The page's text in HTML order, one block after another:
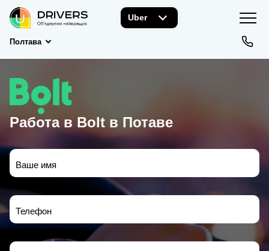
Uber
Полтава
Работа в Bolt в Потаве
Ваше имя
Телефон